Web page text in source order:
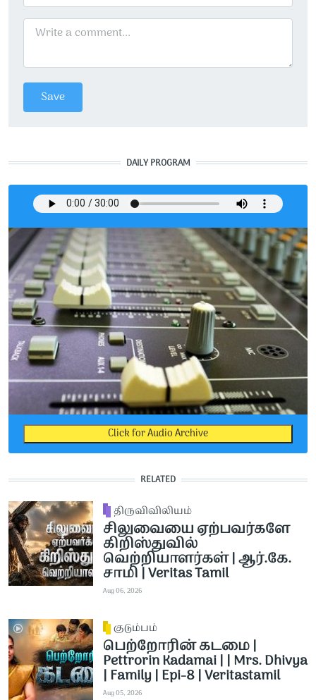
DAILY PROGRAM
Click for Audio Archive
RELATED
திருவிவிலியம்
சிலுவையை ஏற்பவர்களே
கிறிஸ்துவில்
வெற்றியாளர்கள் | ஆர்.கே.
சாமி | Veritas Tamil
Aug 06, 2026
குடும்பம்
பெற்றோரின் கடமை |
Pettrorin Kadamai | | Mrs. Dhivya
| Family | Epi-8 | Veritastamil ​
Aug 05, 2026